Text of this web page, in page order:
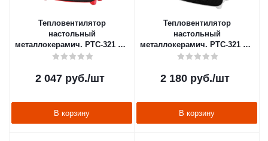
Тепловентилятор
настольный
металлокерамич. PTC-321 1,5
квт (розовый) (1/6) "ENGY"
2 047руб./шт
В корзину
Тепловентилятор
настольный
металлокерамич. PTC-321 1,5
квт (1/6) "ENGY"
2 180руб./шт
В корзину